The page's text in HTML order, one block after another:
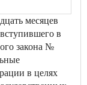
месяцев
в
закона №
в целях